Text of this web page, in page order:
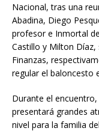
Nacional, tras una
Abadina, Diego
profesor e Inmortal
Castillo y Milton
Finanzas,
regular el baloncesto
Durante el
presentará grandes
nivel para la familia